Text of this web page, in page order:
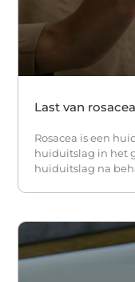
Last van
Rosacea is een
huiduitslag in het
huiduitslag na